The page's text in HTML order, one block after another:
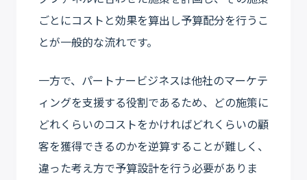
ごとにコストと効果を算出し予算配分を行うこ
とが一般的な流れです。
一方で、パートナービジネスは他社のマーケテ
ィングを支援する役割であるため、どの施策に
どれくらいのコストをかければどれくらいの顧
客を獲得できるのかを逆算することが難しく、
違った考え方で予算設計を行う必要がありま